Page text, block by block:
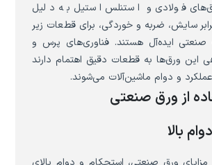
فولادی و استنلس استیل به دلیل
سایش، ضربه و خوردگی، برای قطعات زیر
صنعتی ایده‌آل هستند. فناوری‌های پرس و
ورق‌ها به قطعات دقیق اهتمام دارند
و دوام ماشین‌آلات می‌شوند.
از ورق صنعتی
بالا